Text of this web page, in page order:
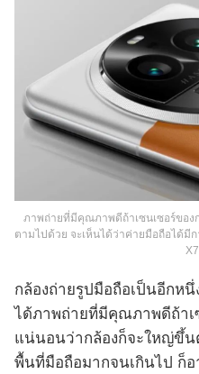
ภาพถ่ายที่มีคุณภาพดีถ้าเซนเซอร์ขอ
ตามไปด้วย จะเห็นได้ว่าค่ายมือถือได้มี
กล้องถ่ายรูปมือถือเป็นอีกห
ได้ภาพถ่ายที่มีคุณภาพดีถ้า
แน่นอนว่ากล้องก็จะใหญ่ขึ้น
พื้นที่มือถือมากจนเกินไป ก็อ